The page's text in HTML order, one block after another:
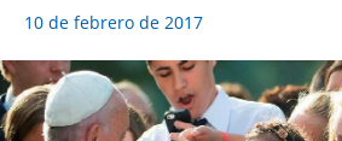
10 de febrero de 2017